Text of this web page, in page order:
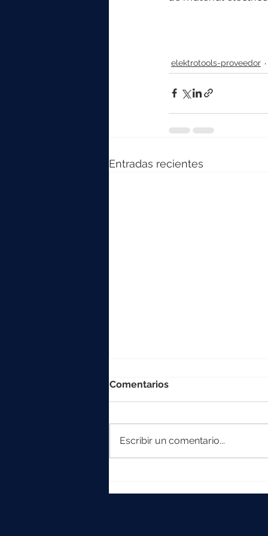
elektrotools-proveedor
Entradas recientes
Comentarios
Escribir un comentario...